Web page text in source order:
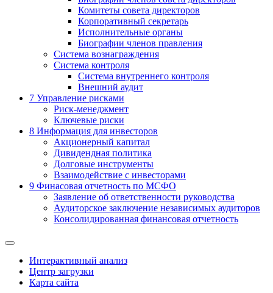
Комитеты совета директоров
Корпоративный секретарь
Исполнительные органы
Биографии членов правления
Система вознаграждения
Система контроля
Система внутреннего контроля
Внешний аудит
7 Управление рисками
Риск-менеджмент
Ключевые риски
8 Информация для инвесторов
Акционерный капитал
Дивидендная политика
Долговые инструменты
Взаимодействие с инвеcторами
9 Финасовая отчетность по МСФО
Заявление об ответственности руководства
Аудиторское заключение независимых аудиторов
Консолидированная финансовая отчетность
Интерактивный анализ
Центр загрузки
Карта сайта